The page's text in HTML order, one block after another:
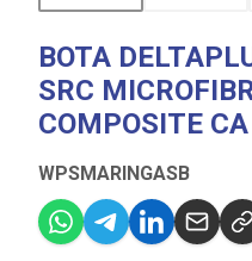
BOTA
SRC
COMPOSITE
WPSMARINGASB